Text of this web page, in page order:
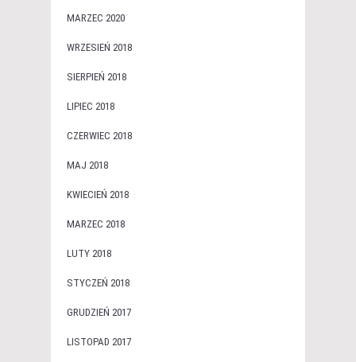
MARZEC 2020
WRZESIEŃ 2018
SIERPIEŃ 2018
LIPIEC 2018
CZERWIEC 2018
MAJ 2018
KWIECIEŃ 2018
MARZEC 2018
LUTY 2018
STYCZEŃ 2018
GRUDZIEŃ 2017
LISTOPAD 2017